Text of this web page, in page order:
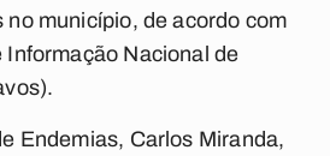
no município, de acordo com
Nacional de
Endemias, Carlos Miranda,